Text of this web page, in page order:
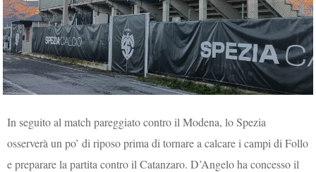
In seguito al match pareggiato contro il Modena, lo Spezia
osserverà un po’ di riposo prima di tornare a calcare i campi di Follo
e preparare la partita contro il Catanzaro. D’Angelo ha concesso il